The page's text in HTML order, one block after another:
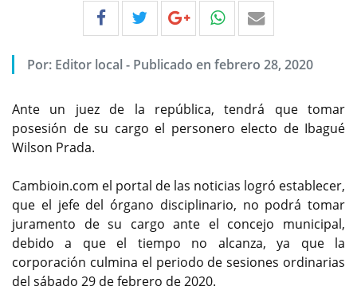
Por: Editor local - Publicado en febrero 28, 2020
Ante un juez de la república, tendrá que tomar
posesión de su cargo el personero electo de Ibagué
Wilson Prada.
Cambioin.com el portal de las noticias logró establecer,
que el jefe del órgano disciplinario, no podrá tomar
juramento de su cargo ante el concejo municipal,
debido a que el tiempo no alcanza, ya que la
corporación culmina el periodo de sesiones ordinarias
del sábado 29 de febrero de 2020.